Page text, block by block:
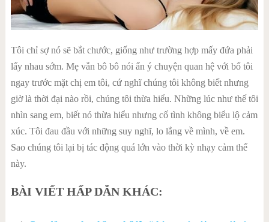
Tôi chỉ sợ nó sẽ bắt chước, giống như trường hợp mấy đứa phải
lấy nhau sớm. Mẹ vẫn bô bô nói ẩn ý chuyện quan hệ với bố tôi
ngay trước mặt chị em tôi, cứ nghĩ chúng tôi không biết nhưng
giờ là thời đại nào rồi, chúng tôi thừa hiểu. Những lúc như thế tôi
nhìn sang em, biết nó thừa hiểu nhưng cố tình không biểu lộ cảm
xúc. Tôi đau đầu với những suy nghĩ, lo lắng về mình, về em.
Sao chúng tôi lại bị tác động quá lớn vào thời kỳ nhạy cảm thế
này.
BÀI VIẾT HẤP DẪN KHÁC: